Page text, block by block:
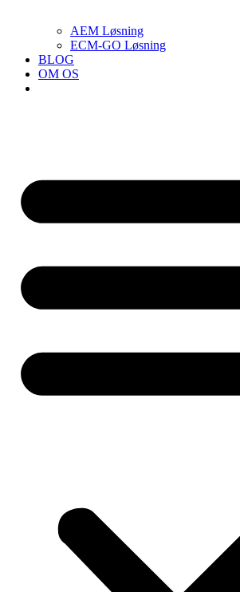
AEM Løsning
ECM-GO Løsning
BLOG
OM OS